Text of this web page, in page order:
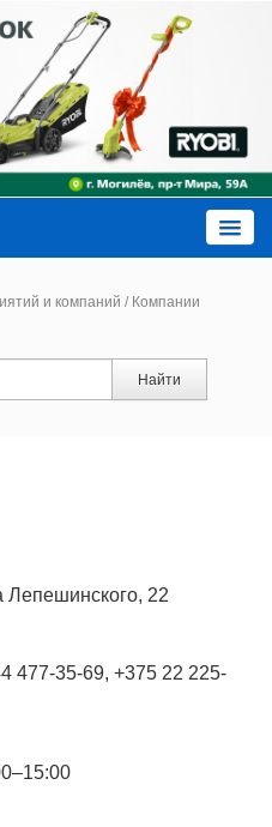
и компаний / Компании
Найти
Лепешинского, 22
477-35-69, +375 22 225-